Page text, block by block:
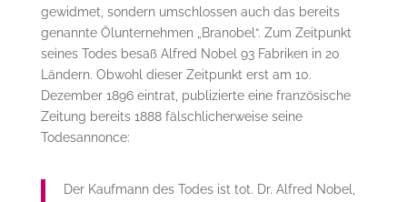
gewidmet, sondern umschlossen auch das bereits
genannte Ölunternehmen „Branobel“. Zum Zeitpunkt
seines Todes besaß Alfred Nobel 93 Fabriken in 20
Ländern. Obwohl dieser Zeitpunkt erst am 10.
Dezember 1896 eintrat, publizierte eine französische
Zeitung bereits 1888 fälschlicherweise seine
Todesannonce:
Der Kaufmann des Todes ist tot. Dr. Alfred Nobel,